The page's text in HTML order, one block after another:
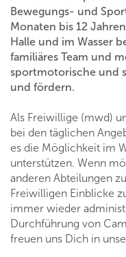
Bewegungs- und
Monaten bis 12
Halle und im Wasser
familiäres Team und
sportmotorische und
und fördern.
Als Freiwillige (mwd)
bei den täglichen
es die Möglichkeit im
unterstützen. Wenn
anderen Abteilungen
Freiwilligen Einblicke
immer wieder
Durchführung von
freuen uns Dich in